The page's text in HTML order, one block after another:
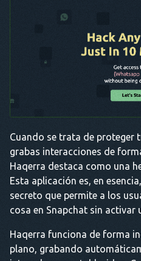
Cuando se trata de proteger
grabas interacciones de
Haqerra destaca como una
Esta aplicación es, en
secreto que permite a los
cosa en Snapchat sin activar
Haqerra funciona de forma
plano, grabando